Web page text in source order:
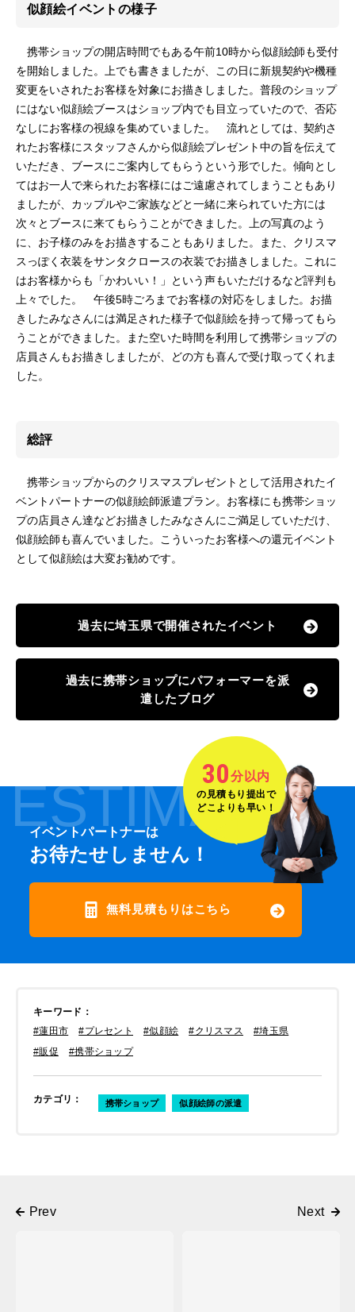
似顔絵イベントの様子
携帯ショップの開店時間でもある午前10時から似顔絵師も受付
を開始しました。上でも書きましたが、この日に新規契約や機種
変更をいされたお客様を対象にお描きしました。普段のショップ
にはない似顔絵ブースはショップ内でも目立っていたので、否応
なしにお客様の視線を集めていました。 流れとしては、契約さ
れたお客様にスタッフさんから似顔絵プレゼント中の旨を伝えて
いただき、ブースにご案内してもらうという形でした。傾向とし
てはお一人で来られたお客様にはご遠慮されてしまうこともあり
ましたが、カップルやご家族などと一緒に来られていた方には
次々とブースに来てもらうことができました。上の写真のよう
に、お子様のみをお描きすることもありました。また、クリスマ
スっぽく衣装をサンタクロースの衣装でお描きしました。これに
はお客様からも「かわいい！」という声もいただけるなど評判も
上々でした。 午後5時ごろまでお客様の対応をしました。お描
きしたみなさんには満足された様子で似顔絵を持って帰ってもら
うことができました。また空いた時間を利用して携帯ショップの
店員さんもお描きしましたが、どの方も喜んで受け取ってくれま
した。
総評
携帯ショップからのクリスマスプレゼントとして活用されたイ
ベントパートナーの似顔絵師派遣プラン。お客様にも携帯ショッ
プの店員さん達などお描きしたみなさんにご満足していただけ、
似顔絵師も喜んでいました。こういったお客様への還元イベント
として似顔絵は大変お勧めです。
過去に埼玉県で開催されたイベント
過去に携帯ショップにパフォーマーを派
遣したブログ
ESTIMATE
イベントパートナーは
お待たせしません！
無料見積もりはこちら
30分以内
の見積もり提出で
どこよりも早い！
キーワード ：
#蓮田市
#プレセント #似顔絵 #クリスマス
#埼玉県
#販促
#携帯ショップ
カテゴリ ： 携帯ショップ 似顔絵師の派遣